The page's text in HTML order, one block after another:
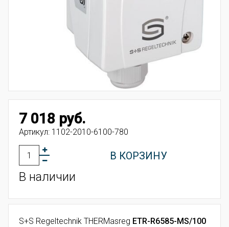
7 018 руб.
Артикул: 1102-2010-6100-780
В КОРЗИНУ
В наличии
S+S Regeltechnik THERMasreg ETR-R6585-MS/100